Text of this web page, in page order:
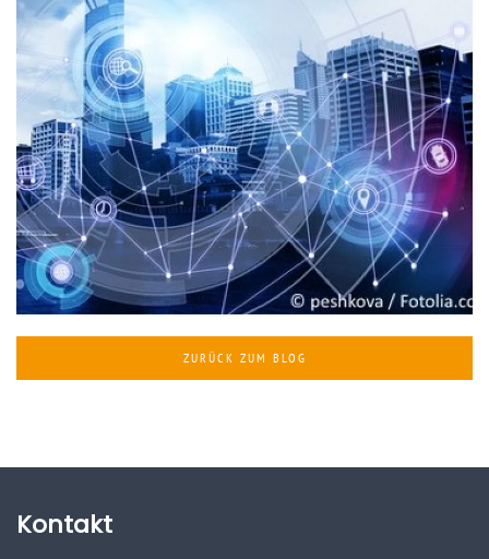
ZURÜCK ZUM BLOG
Kontakt